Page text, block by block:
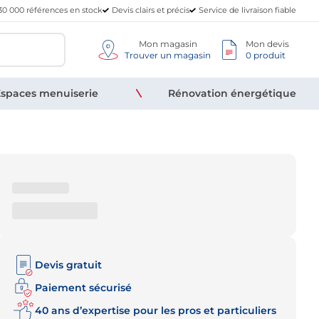
000 références en stock Devis clairs et précis Service de livraison fiable
Mon magasin
Trouver un magasin
Mon devis
0 produit
menuiserie Rénovation énergétique
Devis gratuit
Paiement sécurisé
40 ans d’expertise pour les pros et particuliers